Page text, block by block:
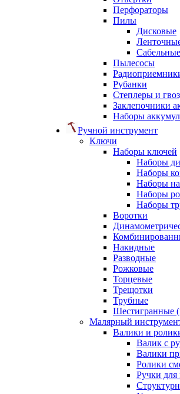
Перфораторы
Пилы
Дисковые
Сабельные
Пылесосы
Рубанки
Степлеры и
Заклепочники
Наборы
Ручной инструмент
Ключи
Наборы ключей
Наборы
Наборы
Наборы
Наборы
Наборы
Воротки
Накидные
Разводные
Рожковые
Торцевые
Трещотки
Трубные
Шестигранные
Малярный
Валики и
Валик с
Валики
Ролики
Ручки для